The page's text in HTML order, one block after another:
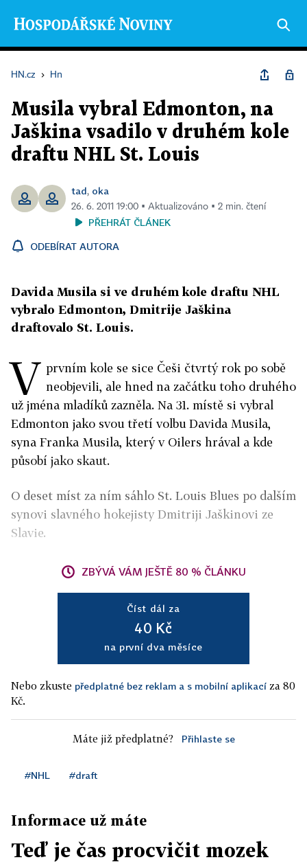
HN.cz › Hn
Musila vybral Edmonton, na
Jaškina vsadilo v druhém kole
draftu NHL St. Louis
tad, oka
26. 6. 2011 19:00 ▪ Aktualizováno ▪ 2 min. čtení
PŘEHRÁT ČLÁNEK
ODEBÍRAT AUTORA
Davida Musila si ve druhém kole draftu NHL
vybralo Edmonton, Dmitrije Jaškina
draftovalo St. Louis.
V prvním kole se sice Češi čtvrtý rok po sobě
neobjevili, ale hned na začátku toho druhého
už jména mladíků zazněla. Na 31. místě si vybral
Edmonton jako svou třetí volbu Davida Musila,
syna Franka Musila, který v Oilers hrával a kde
působí jako skaut.
O deset míst za ním sáhlo St. Louis Blues po dalším
synovi slavného hokejisty Dmitriji Jaškinovi ze
Slavie.
ZBÝVÁ VÁM JEŠTĚ 80 % ČLÁNKU
Číst dál za
40 Kč
na první dva měsíce
Nebo zkuste předplatné bez reklam a s mobilní aplikací za 80
Kč.
Máte již předplatné? Přihlaste se
#NHL #draft
Informace už máte
Teď je čas procvičit mozek